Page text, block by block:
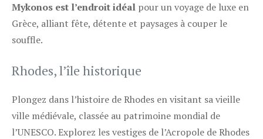
Mykonos est l’endroit idéal pour un voyage de luxe en
Grèce, alliant fête, détente et paysages à couper le
souffle.
Rhodes, l’île historique
Plongez dans l’histoire de Rhodes en visitant sa vieille
ville médiévale, classée au patrimoine mondial de
l’UNESCO. Explorez les vestiges de l’Acropole de Rhodes